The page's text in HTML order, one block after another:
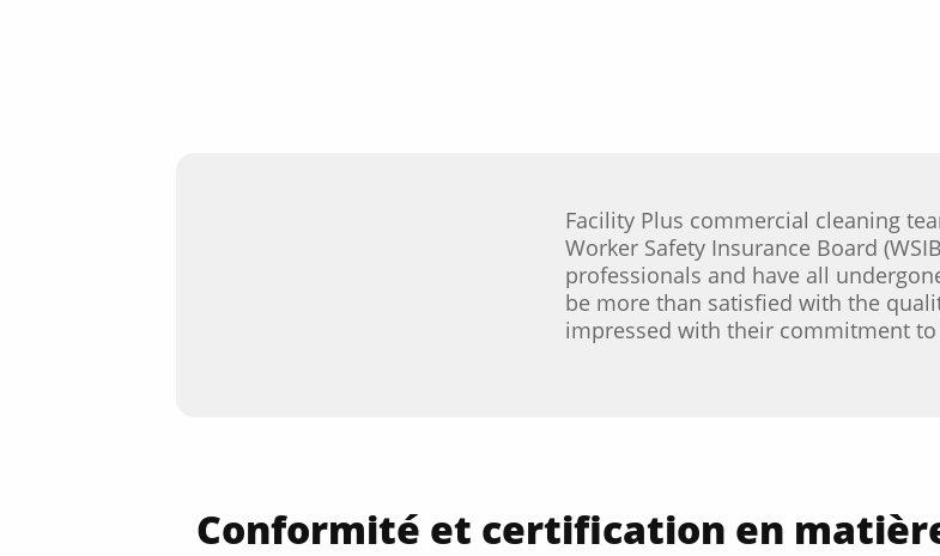
Facility Plus commercial cleaning
Worker Safety Insurance Board
professionals and have all
be more than satisfied with the
impressed with their commitment
Conformité et certification en